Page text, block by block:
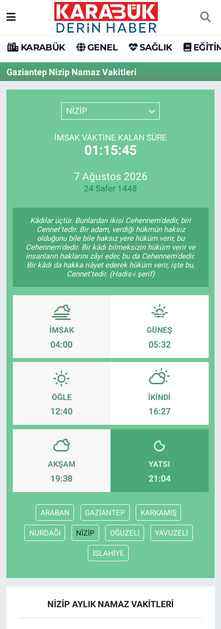
KARABÜK GENEL SAĞLIK
Gaziantep Nizip Namaz Vakitleri
NİZİP
İMSAK VAKTINE KALAN SÜRE
01:15:45
7 Ağustos 2026
24 Safer 1448
Kâdılar üçtür. Bunlardan ikisi Cehennem'dedir, biri
Cennet'tedir. Bir adam, verdiği hükmün haksız
olduğunu bile bile haksız yere hüküm verir, bu
Cehennem'dedir. Bir kâdı bilmeksizin hüküm verir ve
insanların haklarını zâyi eder, bu da Cehennem'dedir.
Bir kâdı da hakka riâyet ederek hüküm verir, işte bu,
Cennet'tedir. (Hadis-i şerif)
İMSAK
04:00
GÜNEŞ
05:32
ÖĞLE
12:40
İKINDI
16:27
AKŞAM
19:38
YATSI
21:04
ARABAN GAZİANTEP KARKAMIŞ
NURDAĞI NİZİP OĞUZELİ YAVUZELİ
İSLAHİYE
NİZİP AYLIK NAMAZ VAKITLERI
Karabük Hava Durumu
Karabük Trafik Yoğunluk Haritası
Süper Lig Puan Durumu ve Fikstür
Tüm Manşetler